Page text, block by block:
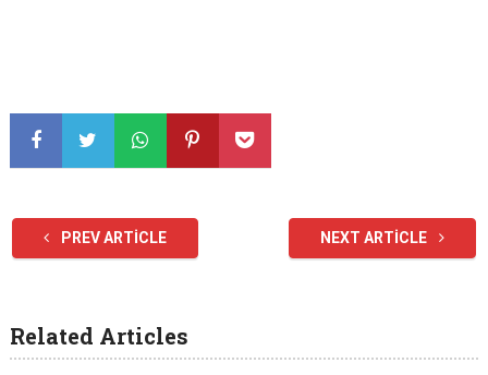
PREV ARTICLE NEXT ARTICLE
Related Articles